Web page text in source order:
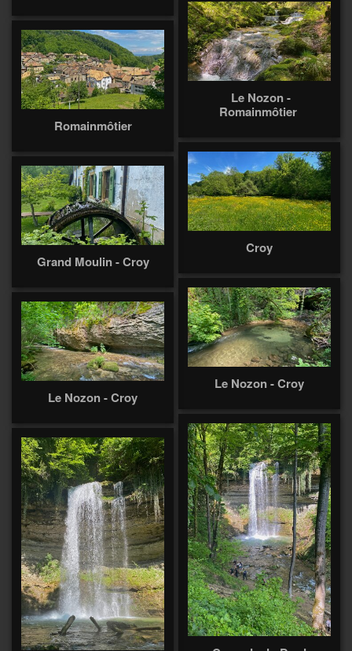
Le Nozon -
Romainmôtier
Romainmôtier
Croy
Grand Moulin - Croy
Le Nozon - Croy
Le Nozon - Croy